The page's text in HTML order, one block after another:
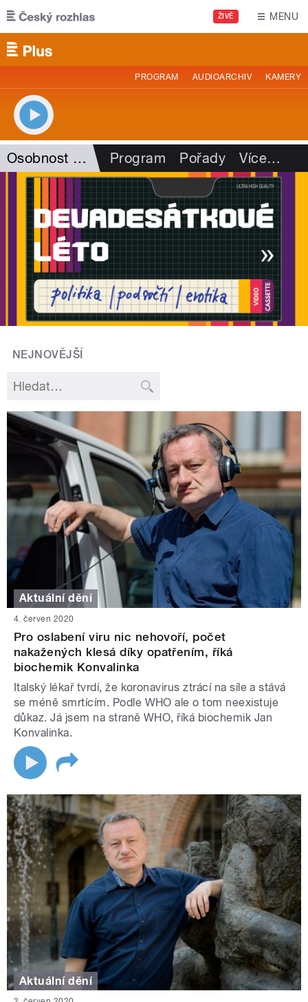
Přejít k hlavnímu obsahu
ŽIVĚ MENU
PROGRAM AUDIOARCHIV KAMERY
Osobnost Plus Program Pořady Více…
NEJNOVĚJŠÍ
Aktuální dění
4. červen 2020
Pro oslabení viru nic nehovoří, počet
nakažených klesá díky opatřením, říká
biochemik Konvalinka
Italský lékař tvrdí, že koronavirus ztrácí na síle a stává
se méně smrtícím. Podle WHO ale o tom neexistuje
důkaz. Já jsem na straně WHO, říká biochemik Jan
Konvalinka.
Aktuální dění